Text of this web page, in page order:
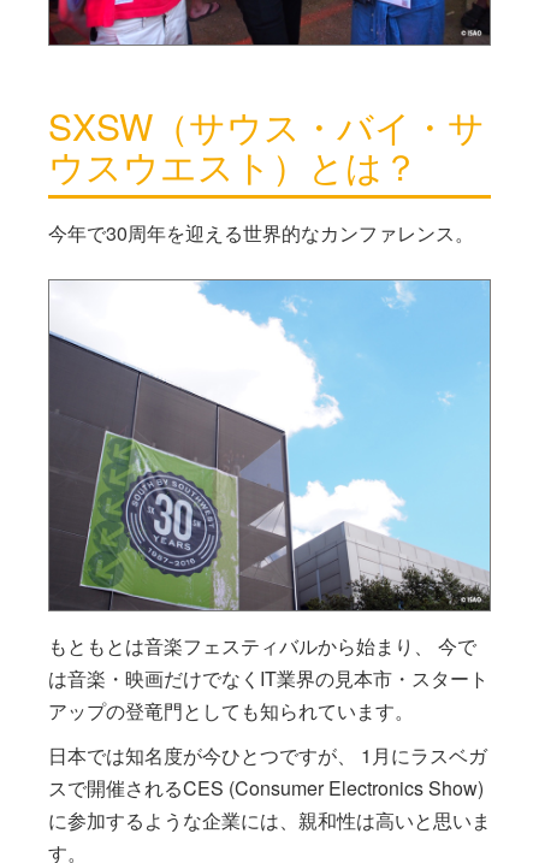
SXSW（サウス・バイ・サ
ウスウエスト）とは？
今年で30周年を迎える世界的なカンファレンス。
もともとは音楽フェスティバルから始まり、 今で
は音楽・映画だけでなくIT業界の見本市・スタート
アップの登竜門としても知られています。
日本では知名度が今ひとつですが、 1月にラスベガ
スで開催されるCES (Consumer Electronics Show)
に参加するような企業には、親和性は高いと思いま
す。